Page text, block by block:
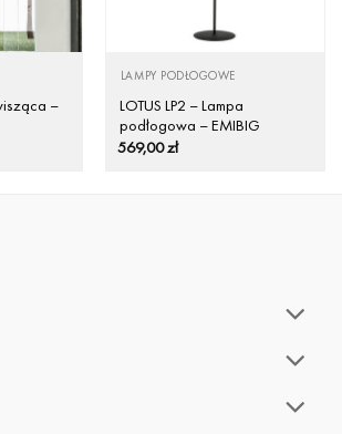
–
LAMPY PODŁOGOWE
LOTUS LP2 – Lampa
podłogowa – EMIBIG
569,00zł